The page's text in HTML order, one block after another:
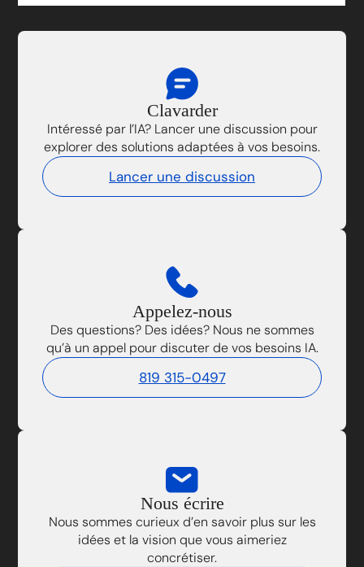
Clavarder
Intéressé par l’IA? Lancer une discussion pour
explorer des solutions adaptées à vos besoins.
Lancer une discussion
Appelez-nous
Des questions? Des idées? Nous ne sommes
qu’à un appel pour discuter de vos besoins IA.
819 315-0497
Nous écrire
Nous sommes curieux d’en savoir plus sur les
idées et la vision que vous aimeriez
concrétiser.